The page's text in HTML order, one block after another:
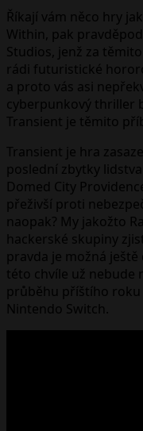
Říkají vám něco hry
Within, pak
Studios, jenž za
rádi futuristické
a proto vás asi
cyberpunkový thriller
Transient je těmito
Transient je hra
poslední zbytky
Domed City
přeživší proti
naopak? My jakožto
hackerské skupiny
pravda je možná ještě
této chvíle už nebude
průběhu příštího roku
Nintendo Switch.